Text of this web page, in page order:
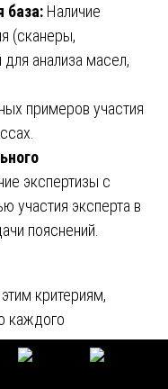
база: Наличие
(сканеры,
анализа масел,
примеров участия
экспертизы с
участия эксперта в
пояснений.
критериям,
каждого
правовой